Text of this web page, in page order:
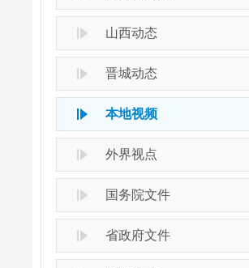
山西动态
晋城动态
本地视频
外界视点
国务院文件
省政府文件